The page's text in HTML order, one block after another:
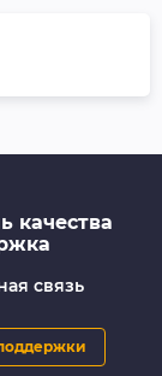
качества
связь
поддержки